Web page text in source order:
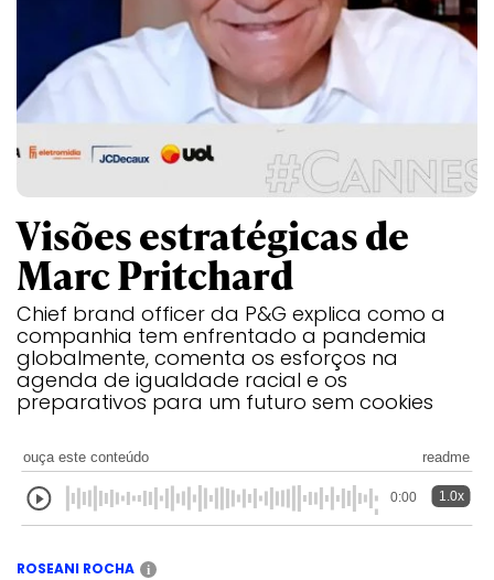
Commerce
Creative Data
Creative
Strategy
Entertainment
for Music
Entertainment
for Sport
Film
Media
Outdoor
Pharma
Creative Brand
Creative
Business
Transformation
Creative
Entertainment
Entertainment
for Gaming
Entertainment
for Sport
Innovation
Luxury
Media
Goals
Visões estratégicas de
Marc Pritchard
Chief brand officer da P&G explica como a
companhia tem enfrentado a pandemia
globalmente, comenta os esforços na
agenda de igualdade racial e os
preparativos para um futuro sem cookies
ouça este conteúdo readme
0:00 1.0x
ROSEANI ROCHA i